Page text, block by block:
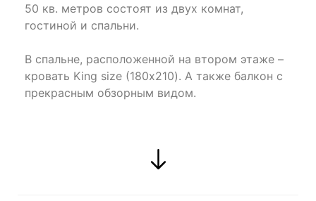
50 кв. метров состоят из двух комнат,
гостиной и спальни.
В спальне, расположенной на втором этаже –
кровать King size (180х210). А также балкон с
прекрасным обзорным видом.